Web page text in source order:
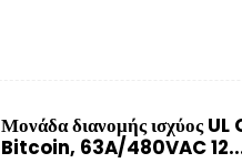
Μονάδα διανομής ισχύος UL
Bitcoin, 63A/480VAC